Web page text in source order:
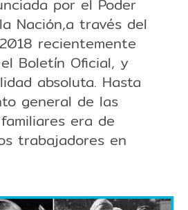
por el Poder
Nación,a través del
recientemente
Boletín Oficial, y
absoluta. Hasta
general de las
era de
trabajadores en